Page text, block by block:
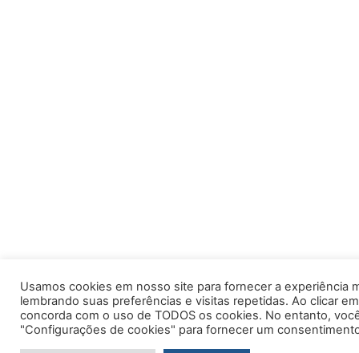
Usamos cookies em nosso site para fornecer a experiência
lembrando suas preferências e visitas repetidas. Ao clicar
concorda com o uso de TODOS os cookies. No entanto,
"Configurações de cookies" para fornecer um